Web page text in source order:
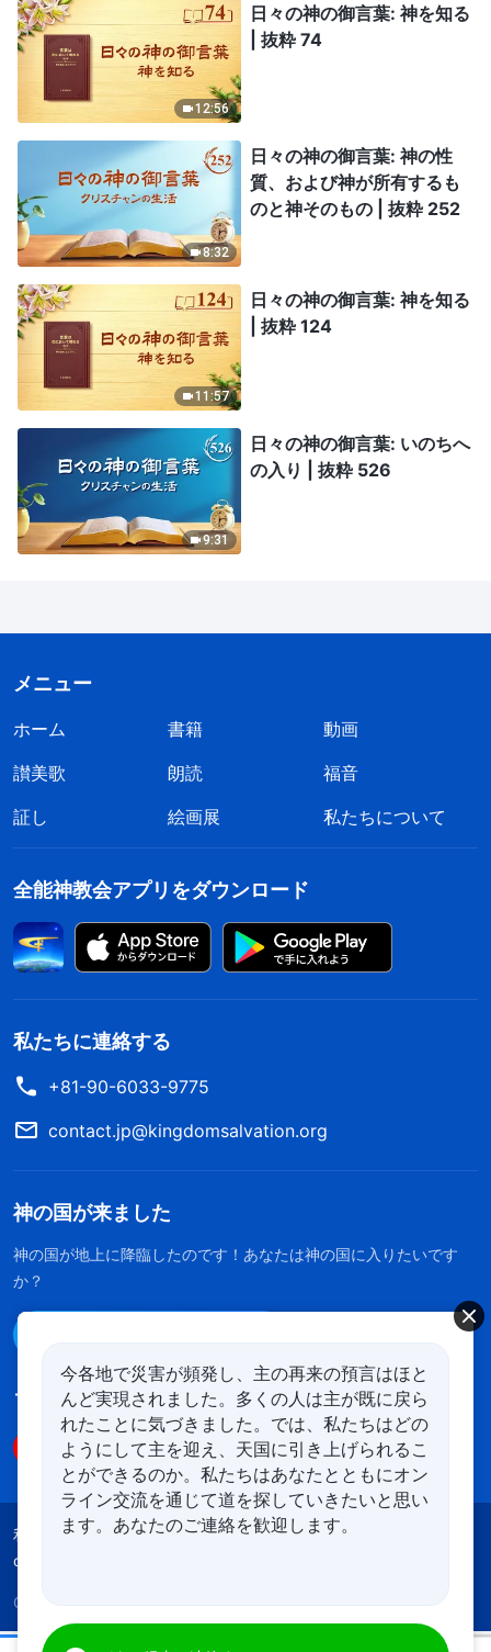
12:56
日々の神の御言葉: 神を知る
| 抜粋 74
8:32
日々の神の御言葉: 神の性
質、および神が所有するも
のと神そのもの | 抜粋 252
11:57
日々の神の御言葉: 神を知る
| 抜粋 124
9:31
日々の神の御言葉: いのちへ
の入り | 抜粋 526
メニュー
ホーム 書籍
動画
讃美歌
朗読
福音
証し
絵画展 私たちについて
全能神教会アプリをダウンロード
私たちに連絡する
+81-90-6033-9775
contact.jp@kingdomsalvation.org
神の国が来ました
神の国が地上に降臨したのです！あなたは神の国に入りたいです
か？
フォローする
利用規約 プライバシーポリシー
クレジット
cookies
Copyright © 2026
今各地で災害が頻発し、主の再来の預言はほと
んど実現されました。多くの人は主が既に戻ら
れたことに気づきました。では、私たちはどの
ようにして主を迎え、天国に引き上げられるこ
とができるのか。私たちはあなたとともにオン
ライン交流を通じて道を探していきたいと思い
ます。あなたのご連絡を歓迎します。